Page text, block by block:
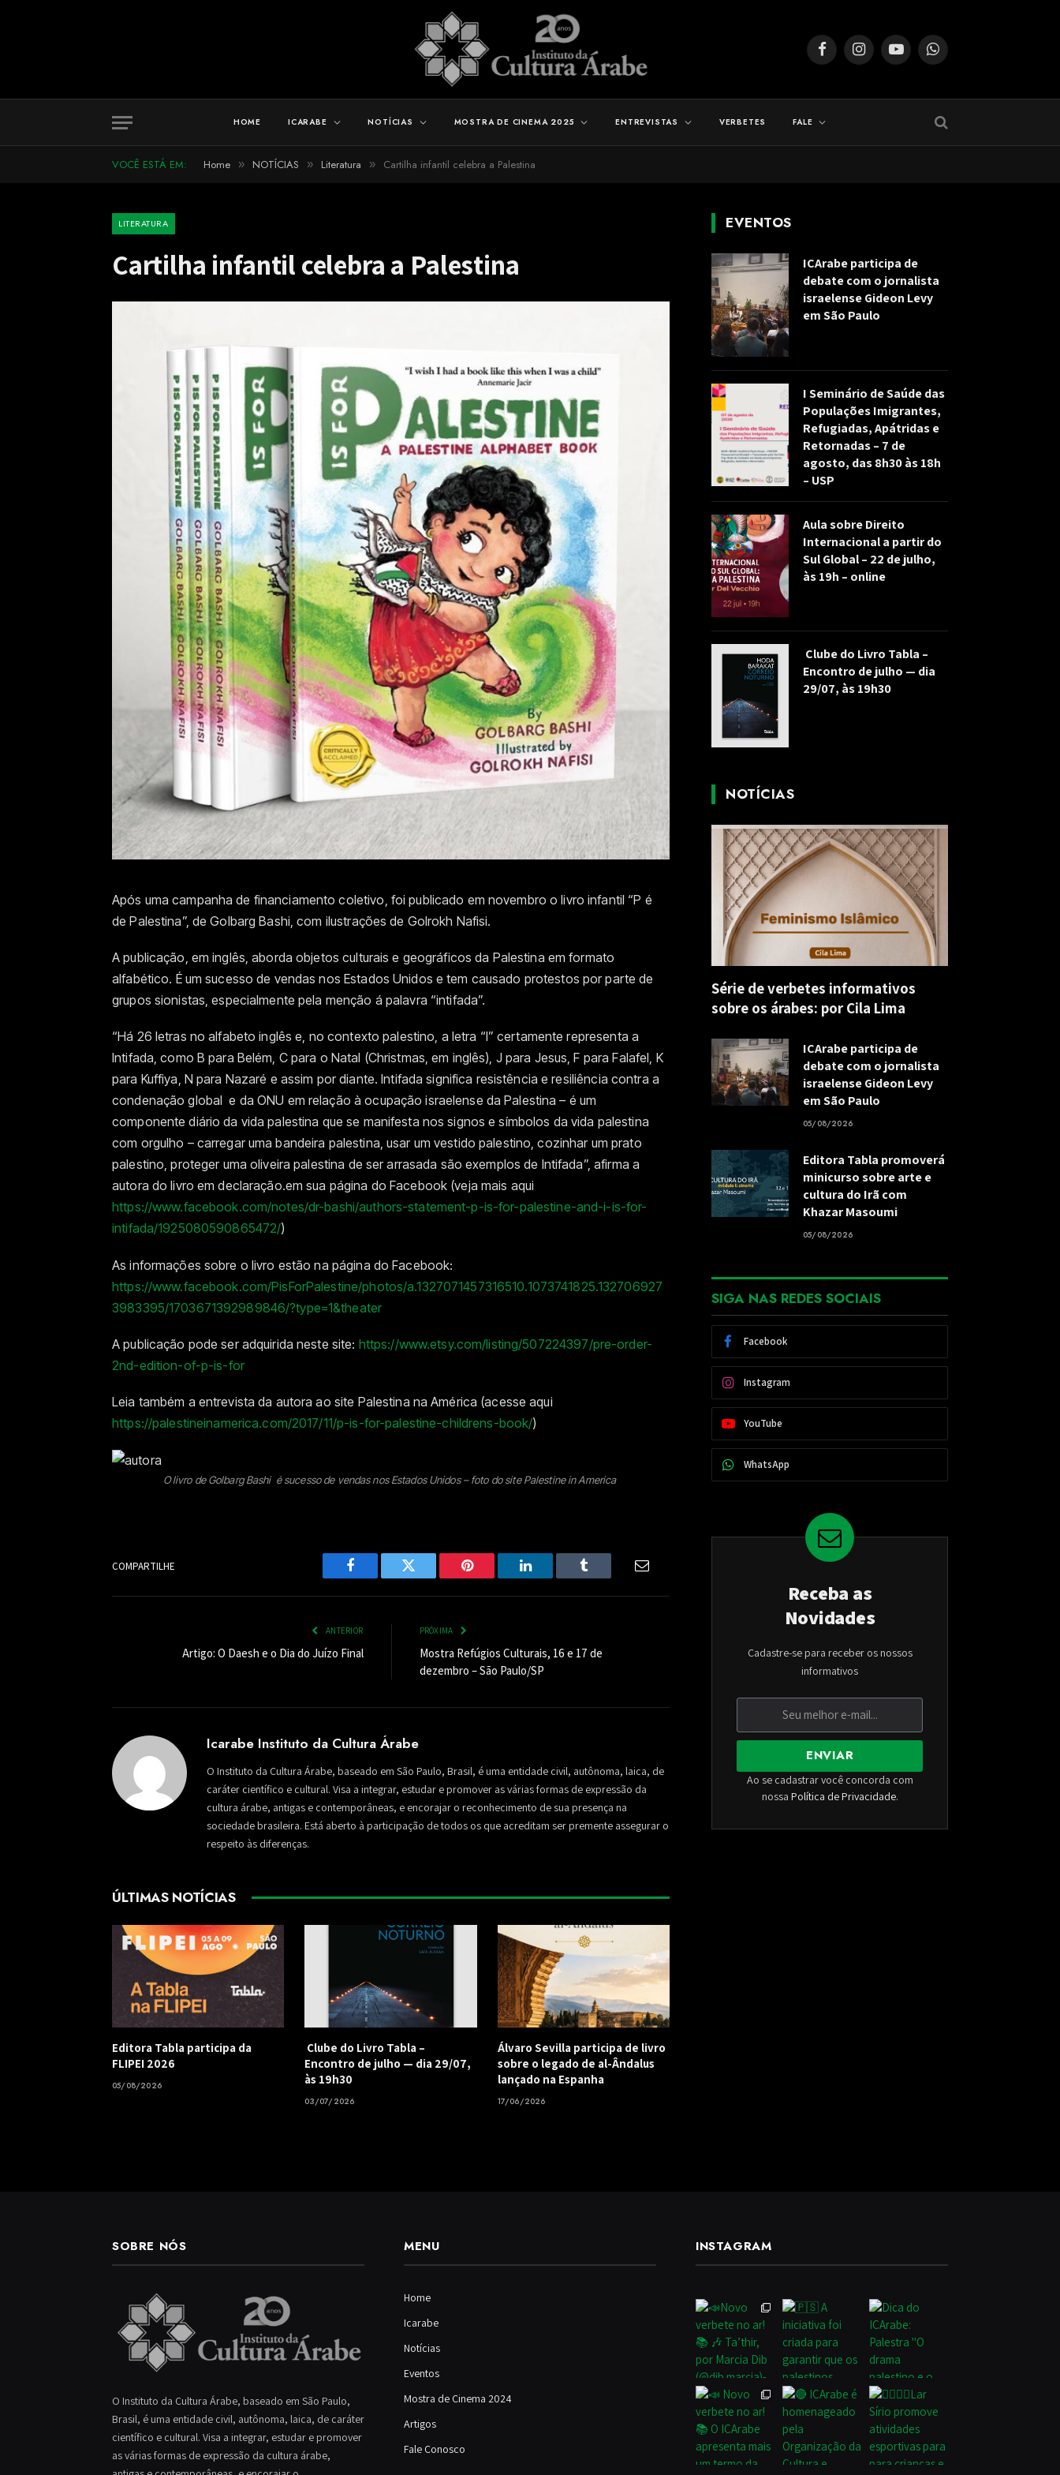
FacebookInstagramYouTubeWhatsApp
HOME ICARABE NOTÍCIAS MOSTRA DE CINEMA 2025 ENTREVISTAS VERBETES FALE
VOCÊ ESTÁ EM: Home » NOTÍCIAS » Literatura » Cartilha infantil celebra a Palestina
LITERATURA
Cartilha infantil celebra a Palestina
Após uma campanha de financiamento coletivo, foi publicado em novembro o livro infantil “P é
de Palestina”, deGolbarg Bashi, com ilustrações de Golrokh Nafisi.
A publicação, em inglês, aborda objetos culturais e geográficos da Palestina em formato
alfabético. É um sucesso de vendas nos Estados Unidos e tem causado protestos por parte de
grupos sionistas, especialmente pela menção á palavra “intifada”.
“Há 26 letras no alfabeto inglês e, no contexto palestino, a letra “I” certamente representa a
Intifada, como B para Belém, C para o Natal (Christmas, em inglês), J para Jesus, F para Falafel, K
para Kuffiya, N para Nazaré e assim por diante. Intifada significa resistência e resiliência contra a
condenação global e da ONU em relação à ocupação israelense da Palestina – é um
componente diário da vida palestina que se manifesta nos signos e símbolos da vida palestina
com orgulho – carregar uma bandeira palestina, usar um vestido palestino, cozinhar um prato
palestino, proteger uma oliveira palestina de ser arrasada são exemplos de Intifada”, afirma a
autora do livro em declaração.em sua página do Facebook (veja mais aqui
https://www.facebook.com/notes/dr-bashi/authors-statement-p-is-for-palestine-and-i-is-for-
intifada/1925080590865472/)
As informações sobre o livro estão na página do Facebook:
https://www.facebook.com/PisForPalestine/photos/a.1327071457316510.1073741825.132706927
3983395/1703671392989846/?type=1&theater
A publicação pode ser adquirida neste site: https://www.etsy.com/listing/507224397/pre-order-
2nd-edition-of-p-is-for
Leia também a entrevista da autora ao site Palestina na América (acesse aqui
https://palestineinamerica.com/2017/11/p-is-for-palestine-childrens-book/)
O livro de Golbarg Bashi é sucesso de vendas nos Estados Unidos – foto do site Palestine in America
COMPARTILHE
Facebook Twitter Pinterest LinkedIn Tumblr
ANTERIOR
Artigo: O Daesh e o Dia do Juízo Final
PRÓXIMA
Mostra Refúgios Culturais, 16 e 17 de
dezembro – São Paulo/SP
Icarabe Instituto da Cultura Árabe
O Instituto da Cultura Árabe, baseado em São Paulo, Brasil, é uma entidade civil, autônoma, laica, de
caráter científico e cultural. Visa a integrar, estudar e promover as várias formas de expressão da
cultura árabe, antigas e contemporâneas, e encorajar o reconhecimento de sua presença na
sociedade brasileira. Está aberto à participação de todos os que acreditam ser premente assegurar o
respeito às diferenças.
ÚLTIMAS NOTÍCIAS
Editora Tabla participa da
FLIPEI 2026
05/08/2026
Clube do Livro Tabla –
Encontro de julho — dia 29/07,
às 19h30
03/07/2026
Álvaro Sevilla participa de livro
sobre o legado de al-Ândalus
lançado na Espanha
17/06/2026
EVENTOS
ICArabe participa de
debate com o jornalista
israelense Gideon Levy
em São Paulo
I Seminário de Saúde das
Populações Imigrantes,
Refugiadas, Apátridas e
Retornadas – 7 de
agosto, das 8h30 às 18h
– USP
Aula sobre Direito
Internacional a partir do
Sul Global – 22 de julho,
às 19h – online
Clube do Livro Tabla –
Encontro de julho — dia
29/07, às 19h30
NOTÍCIAS
Série de verbetes informativos
sobre os árabes: por Cila Lima
ICArabe participa de
debate com o jornalista
israelense Gideon Levy
em São Paulo
05/08/2026
Editora Tabla promoverá
minicurso sobre arte e
cultura do Irã com
Khazar Masoumi
05/08/2026
SIGA NAS REDES SOCIAIS
Facebook
Instagram
YouTube
WhatsApp
Receba as
Novidades
Cadastre-se para receber os nossos
informativos
ENVIAR
Ao se cadastrar você concorda com
nossa Política de Privacidade.
SOBRE NÓS
O Instituto da Cultura Árabe, baseado em São Paulo,
Brasil, é uma entidade civil, autônoma, laica, de caráter
científico e cultural. Visa a integrar, estudar e promover
as várias formas de expressão da cultura árabe,
MENU
Home
Icarabe
Notícias
Eventos
Mostra de Cinema 2024
Artigos
Fale Conosco
INSTAGRAM